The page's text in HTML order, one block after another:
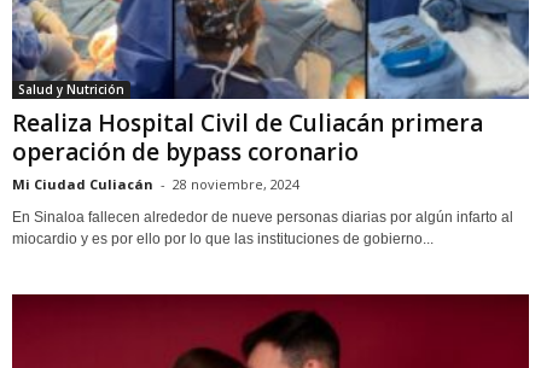
Salud y Nutrición
Realiza Hospital Civil de Culiacán primera
operación de bypass coronario
Mi Ciudad Culiacán - 28 noviembre, 2024
En Sinaloa fallecen alrededor de nueve personas diarias por algún infarto al
miocardio y es por ello por lo que las instituciones de gobierno...